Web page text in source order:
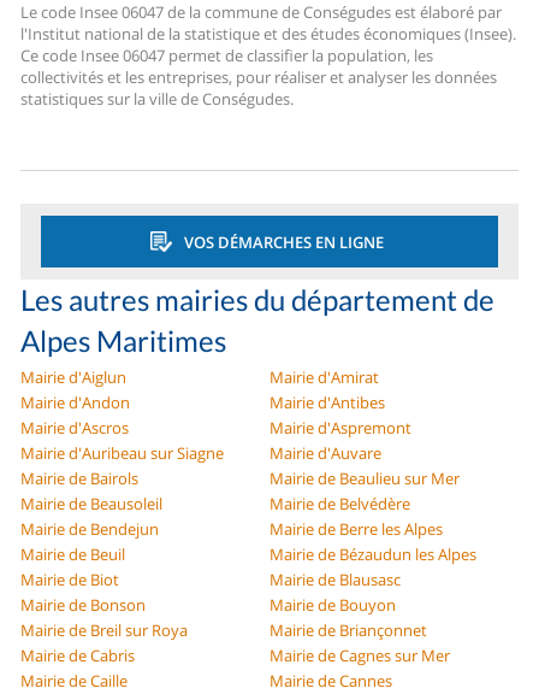
Le code Insee 06047 de la commune de Conségudes est élaboré par
l'Institut national de la statistique et des études économiques (Insee).
Ce code Insee 06047 permet de classifier la population, les
collectivités et les entreprises, pour réaliser et analyser les données
statistiques sur la ville de Conségudes.
VOS DÉMARCHES EN LIGNE
Les autres mairies du département de
Alpes Maritimes
Mairie d'Aiglun
Mairie d'Amirat
Mairie d'Andon
Mairie d'Antibes
Mairie d'Ascros
Mairie d'Aspremont
Mairie d'Auribeau sur Siagne
Mairie d'Auvare
Mairie de Bairols
Mairie de Beaulieu sur Mer
Mairie de Beausoleil
Mairie de Belvédère
Mairie de Bendejun
Mairie de Berre les Alpes
Mairie de Beuil
Mairie de Bézaudun les Alpes
Mairie de Biot
Mairie de Blausasc
Mairie de Bonson
Mairie de Bouyon
Mairie de Breil sur Roya
Mairie de Briançonnet
Mairie de Cabris
Mairie de Cagnes sur Mer
Mairie de Caille
Mairie de Cannes